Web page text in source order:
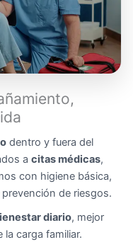
dentro y fuera del
a citas médicas,
con higiene básica,
de riesgos.
diario, mejor
carga familiar.